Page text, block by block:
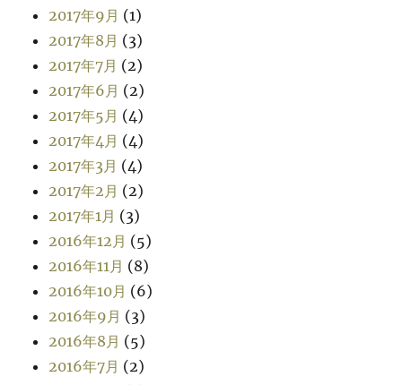
2017年9月 (1)
2017年8月 (3)
2017年7月 (2)
2017年6月 (2)
2017年5月 (4)
2017年4月 (4)
2017年3月 (4)
2017年2月 (2)
2017年1月 (3)
2016年12月 (5)
2016年11月 (8)
2016年10月 (6)
2016年9月 (3)
2016年8月 (5)
2016年7月 (2)